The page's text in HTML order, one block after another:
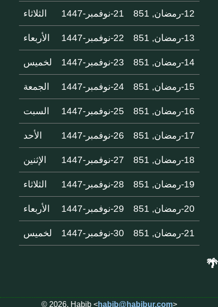
12-رمضان, 851 21-نوفمبر-1447 الثلاثاء
13-رمضان, 851 22-نوفمبر-1447 الأربعاء
14-رمضان, 851 23-نوفمبر-1447 لخميس
15-رمضان, 851 24-نوفمبر-1447 الجمعة
16-رمضان, 851 25-نوفمبر-1447 السبت
17-رمضان, 851 26-نوفمبر-1447 الأحد
18-رمضان, 851 27-نوفمبر-1447 الإثنين
19-رمضان, 851 28-نوفمبر-1447 الثلاثاء
20-رمضان, 851 29-نوفمبر-1447 الأربعاء
21-رمضان, 851 30-نوفمبر-1447 لخميس
🌴
© 2026, Habib <habib@habibur.com>